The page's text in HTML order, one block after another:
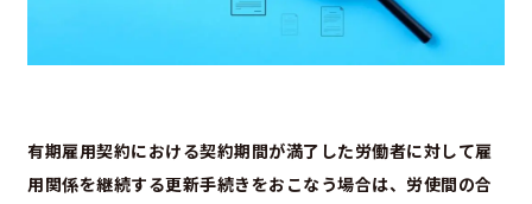
有期雇用契約における契約期間が満了した労働者に対して雇
用関係を継続する更新手続きをおこなう場合は、労使間の合